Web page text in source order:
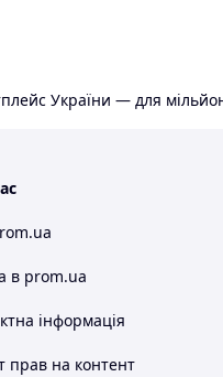
України — для
в prom.ua
інформація
прав на контент